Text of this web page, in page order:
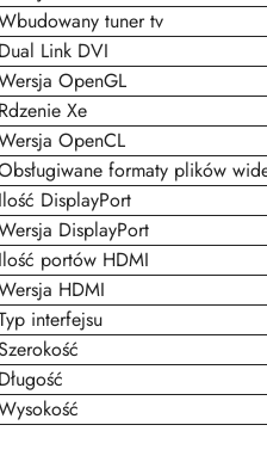
tuner tv
Dual Link DVI
OpenGL
Rdzenie Xe
OpenCL
formaty plików
Ilość DisplayPort
DisplayPort
Ilość portów HDMI
HDMI
interfejsu
Długość